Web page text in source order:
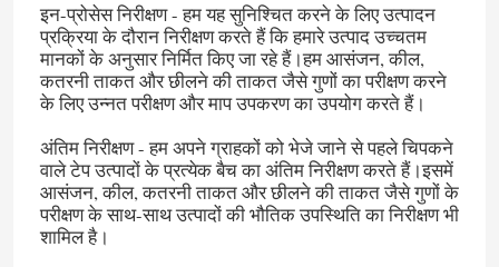
इन-प्रोसेस निरीक्षण - हम यह सुनिश्चित करने के लिए उत्पादन
प्रक्रिया के दौरान निरीक्षण करते हैं कि हमारे उत्पाद उच्चतम
मानकों के अनुसार निर्मित किए जा रहे हैं।हम आसंजन, कील,
कतरनी ताकत और छीलने की ताकत जैसे गुणों का परीक्षण करने
के लिए उन्नत परीक्षण और माप उपकरण का उपयोग करते हैं।
अंतिम निरीक्षण - हम अपने ग्राहकों को भेजे जाने से पहले चिपकने
वाले टेप उत्पादों के प्रत्येक बैच का अंतिम निरीक्षण करते हैं।इसमें
आसंजन, कील, कतरनी ताकत और छीलने की ताकत जैसे गुणों के
परीक्षण के साथ-साथ उत्पादों की भौतिक उपस्थिति का निरीक्षण भी
शामिल है।